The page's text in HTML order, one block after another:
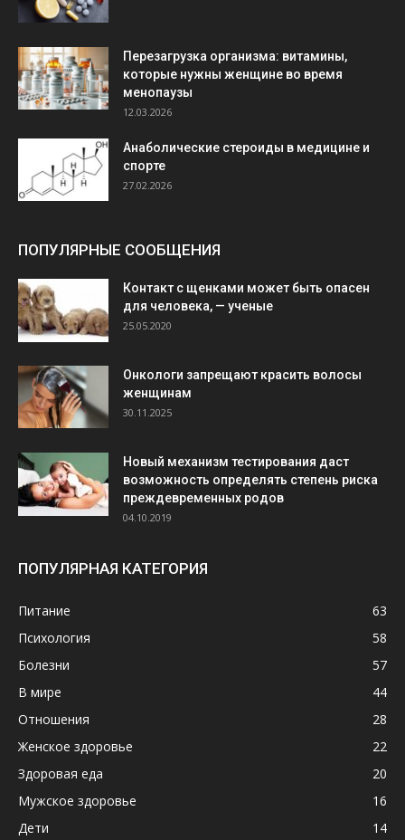
Перезагрузка организма: витамины,
которые нужны женщине во время
менопаузы
12.03.2026
Анаболические стероиды в медицине и
спорте
27.02.2026
ПОПУЛЯРНЫЕ СООБЩЕНИЯ
Контакт с щенками может быть опасен
для человека, — ученые
25.05.2020
Онкологи запрещают красить волосы
женщинам
30.11.2025
Новый механизм тестирования даст
возможность определять степень риска
преждевременных родов
04.10.2019
ПОПУЛЯРНАЯ КАТЕГОРИЯ
Питание
63
Психология
58
Болезни
57
В мире
44
Отношения
28
Женское здоровье
22
Здоровая еда
20
Мужское здоровье
16
Дети
14